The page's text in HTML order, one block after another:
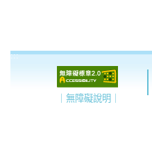
:::
｜無障礙說明｜